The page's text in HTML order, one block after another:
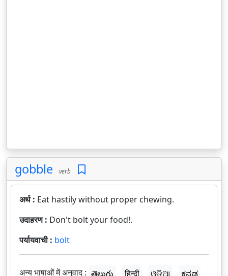
gobble verb
अर्थ : Eat hastily without proper chewing.
उदाहरण : Don't bolt your food!.
पर्यायवाची : bolt
अन्य भाषाओं में अनुवाद : తెలుగు हिन्दी ଓଡ଼ିଆ ಕನ್ನಡ